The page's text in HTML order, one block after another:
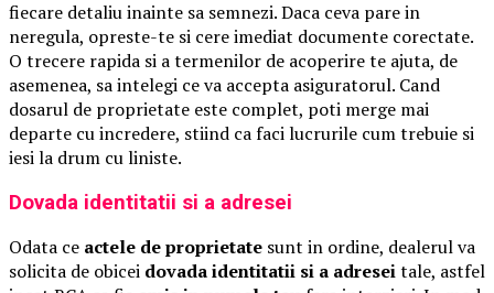
fiecare detaliu inainte sa semnezi. Daca ceva pare in
neregula, opreste-te si cere imediat documente corectate.
O trecere rapida si a termenilor de acoperire te ajuta, de
asemenea, sa intelegi ce va accepta asiguratorul. Cand
dosarul de proprietate este complet, poti merge mai
departe cu incredere, stiind ca faci lucrurile cum trebuie si
iesi la drum cu liniste.
Dovada identitatii si a adresei
Odata ce actele de proprietate sunt in ordine, dealerul va
solicita de obicei dovada identitatii si a adreseitale, astfel